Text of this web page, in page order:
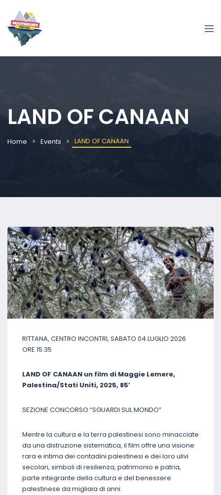
LAND OF CANAAN
Home Events LAND OF CANAAN
RITTANA, CENTRO INCONTRI, SABATO 04 LUGLIO 2026
ORE 15:35
LAND OF CANAAN un film di Maggie Lemere,
Palestina/Stati Uniti, 2025, 85’
SEZIONE CONCORSO “SGUARDI SUL MONDO”
Mentre la cultura e la terra palestinesi sono minacciate
da una distruzione sistematica, il film offre una visione
rara e intima dei contadini palestinesi e dei loro ulivi
secolari, simboli di resilienza, patrimonio e patria,
parte integrante della cultura e del benessere
palestinese da migliaia di anni.